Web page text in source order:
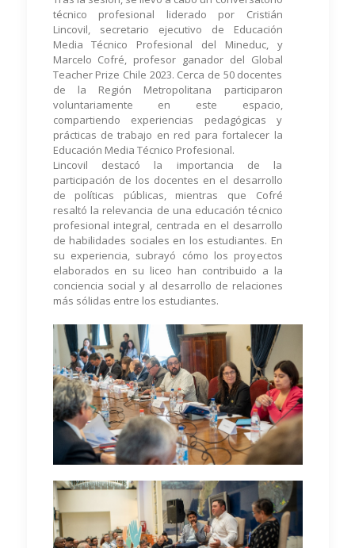
técnico profesional liderado por Cristián
Lincovil, secretario ejecutivo de Educación
Media Técnico Profesional del Mineduc, y
Marcelo Cofré, profesor ganador del Global
Teacher Prize Chile 2023. Cerca de 50 docentes
de la Región Metropolitana participaron
voluntariamente en este espacio,
compartiendo experiencias pedagógicas y
prácticas de trabajo en red para fortalecer la
Educación Media Técnico Profesional.
Lincovil destacó la importancia de la
participación de los docentes en el desarrollo
de políticas públicas, mientras que Cofré
resaltó la relevancia de una educación técnico
profesional integral, centrada en el desarrollo
de habilidades sociales en los estudiantes. En
su experiencia, subrayó cómo los proyectos
elaborados en su liceo han contribuido a la
conciencia social y al desarrollo de relaciones
más sólidas entre los estudiantes.